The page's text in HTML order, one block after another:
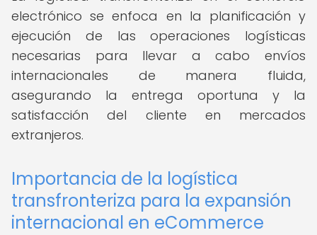
electrónico se enfoca en la planificación y
ejecución de las operaciones logísticas
necesarias para llevar a cabo envíos
internacionales de manera fluida,
asegurando la entrega oportuna y la
satisfacción del cliente en mercados
extranjeros.
Importancia de la logística
transfronteriza para la expansión
internacional en eCommerce